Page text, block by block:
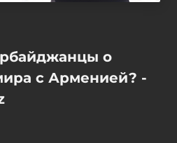
о
с Арменией? -